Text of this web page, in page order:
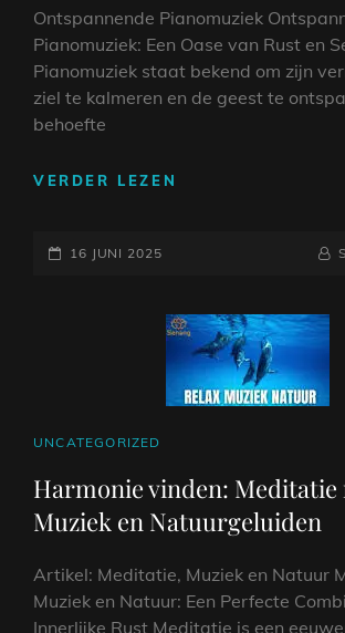
Ontspannende Pianomuziek
Pianomuziek: Een Oase van Rust en
Pianomuziek staat bekend om zijn
ziel te kalmeren en de geest te
behoefte
VERDER LEZEN
EEN
OASE
VAN
RUST
GEPLAATST
16 JUNI 2025
CAT
UNCATEGORIZED
Harmonie vinden: Meditatie
Muziek en Natuurgeluiden
Artikel: Meditatie, Muziek en Natuur
Muziek en Natuur: Een Perfecte
Innerlijke Rust Meditatie is een